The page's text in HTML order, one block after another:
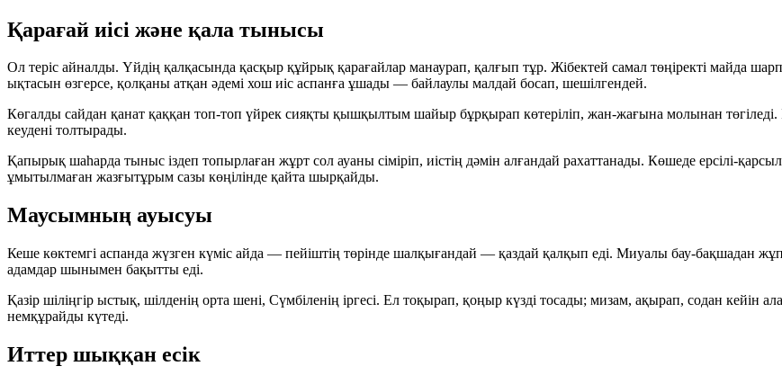
Қарағай иісі және қала тынысы
Ол теріс айналды. Үйдің қалқасында қасқыр құйрық қарағайлар манаурап, қалғып тұр. Жібектей самал төңіректі майда
ықтасын өзгерсе, қолқаны атқан әдемі хош иіс аспанға ұшады — байлаулы малдай босап, шешілгендей.
Көгалды сайдан қанат қаққан топ-топ үйрек сияқты қышқылтым шайыр бұрқырап көтеріліп, жан-жағына молынан
кеудені толтырады.
Қапырық шаһарда тыныс іздеп топырлаған жұрт сол ауаны сіміріп, иістің дәмін алғандай рахаттанады. Көшеде ерсілі-
ұмытылмаған жазғытұрым сазы көңілінде қайта шырқайды.
Маусымның ауысуы
Кеше көктемгі аспанда жүзген күміс айда — пейіштің төрінде шалқығандай — қаздай қалқып еді. Миуалы бау-бақшадан
адамдар шынымен бақытты еді.
Қазір шіліңгір ыстық, шілденің орта шені, Сүмбіленің іргесі. Ел тоқырап, қоңыр күзді тосады; мизам, ақырап, содан кейін
немқұрайды күтеді.
Иттер шыққан есік